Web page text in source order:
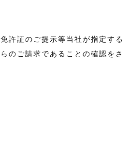
許証のご提示等当社が指定する
のご請求であることの確認をさ